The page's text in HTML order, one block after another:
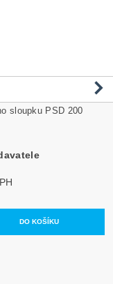
sloupku PSD 200
DPH